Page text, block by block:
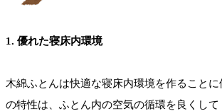
1. 優れた寝床内環境
木綿ふとんは快適な寝床内環境を作ることに
の特性は、ふとん内の空気の循環を良くして